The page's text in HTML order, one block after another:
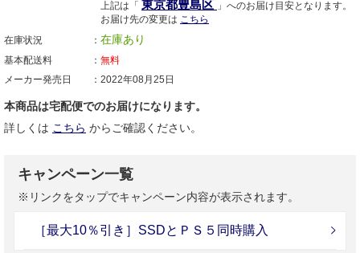
上記は「 東京都豊島区 」へのお届け目安となります。
お届け先の変更は こちら
在庫状況
在庫あり
基本配送料
無料
メーカー発売日
2022年08月25日
本商品は宅配便でのお届けになります。
詳しくは こちら からご確認ください。
キャンペーン一覧
※リンクをタップでキャンペーン内容が表示されます。
［最大10％引き］SSDとＰＳ５同時購入